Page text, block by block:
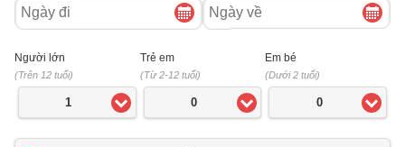
đi
về
Người lớn
(Trên 12 tuổi)
1
Trẻ em
(Từ 2-12 tuổi)
0
Em bé
(Dưới 2 tuổi)
0